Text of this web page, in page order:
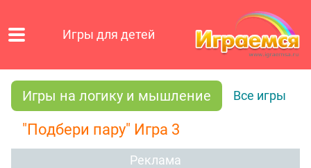
Игры для детей
Игры на логику и мышление Все игры
"Подбери пару" Игра 3
Реклама